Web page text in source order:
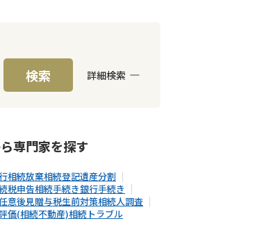
検索 詳細検索
専門家を探す
相続放棄相続登記遺産分割
税申告相続手続き銀行手続き
意後見贈与税生前対策相続人調査
価(相続不動産)相続トラブル